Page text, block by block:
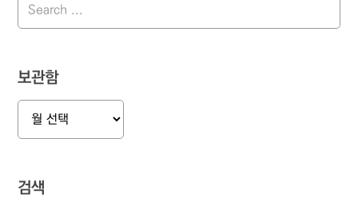
보관함
보
검색